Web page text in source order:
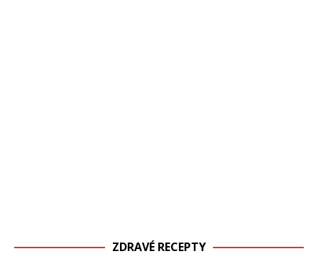
ZDRAVÉ RECEPTY